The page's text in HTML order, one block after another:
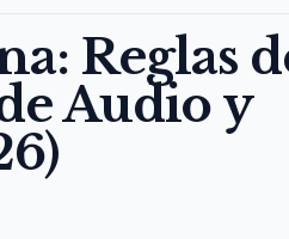
Reglas
Audio y